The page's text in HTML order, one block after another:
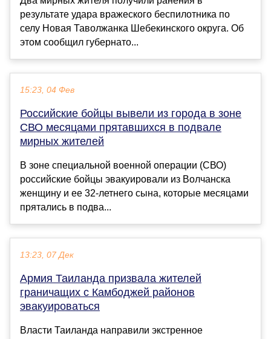
результате удара вражеского беспилотника по
селу Новая Таволжанка Шебекинского округа. Об
этом сообщил губернато...
15:23, 04 Фев
Российские бойцы вывели из города в зоне
СВО месяцами прятавшихся в подвале
мирных жителей
В зоне специальной военной операции (СВО)
российские бойцы эвакуировали из Волчанска
женщину и ее 32-летнего сына, которые месяцами
прятались в подва...
13:23, 07 Дек
Армия Таиланда призвала жителей
граничащих с Камбоджей районов
эвакуироваться
Власти Таиланда направили экстренное